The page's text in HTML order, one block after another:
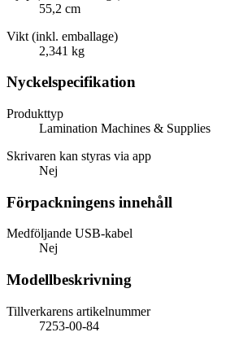
55,2 cm
Vikt (inkl. emballage)
2,341 kg
Nyckelspecifikation
Produkttyp
Lamination Machines & Supplies
Skrivaren kan styras via app
Nej
Förpackningens innehåll
Medföljande USB-kabel
Nej
Modellbeskrivning
Tillverkarens artikelnummer
7253-00-84